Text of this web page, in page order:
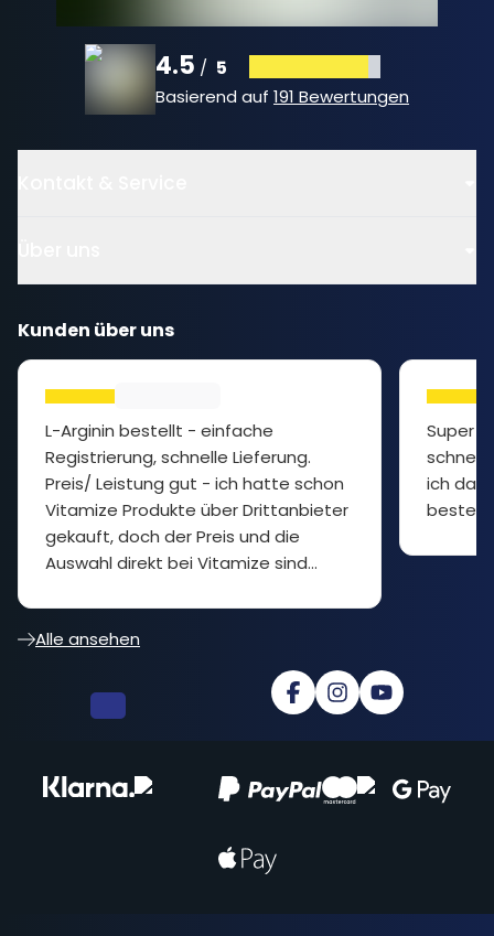
4.5 / 5
Basierend auf 191 Bewertungen
Kunden über uns
L-Arginin bestellt - einfache
Registrierung, schnelle Lieferung.
Preis/ Leistung gut - ich hatte schon
Vitamize Produkte über Drittanbieter
gekauft, doch der Preis und die
Auswahl direkt bei Vitamize sind
Super
ich das
Alle ansehen